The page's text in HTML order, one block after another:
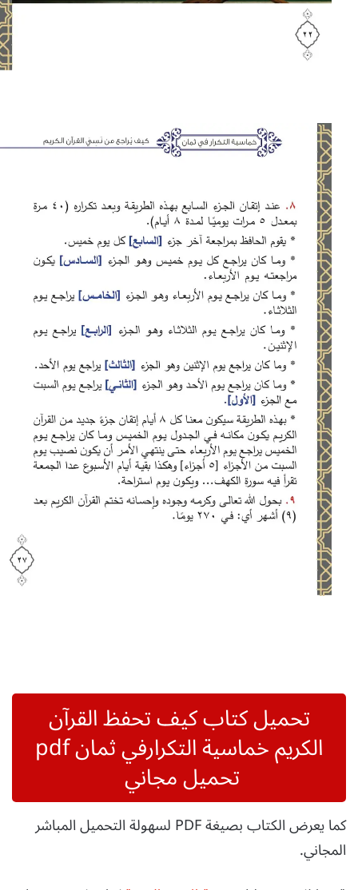
تحميل كتاب كيف تحفظ القرآن
الكريم خماسية التكرارفي ثمان pdf
تحميل مجاني
كما يعرض الكتاب بصيغة PDF لسهولة التحميل المباشر
المجاني.